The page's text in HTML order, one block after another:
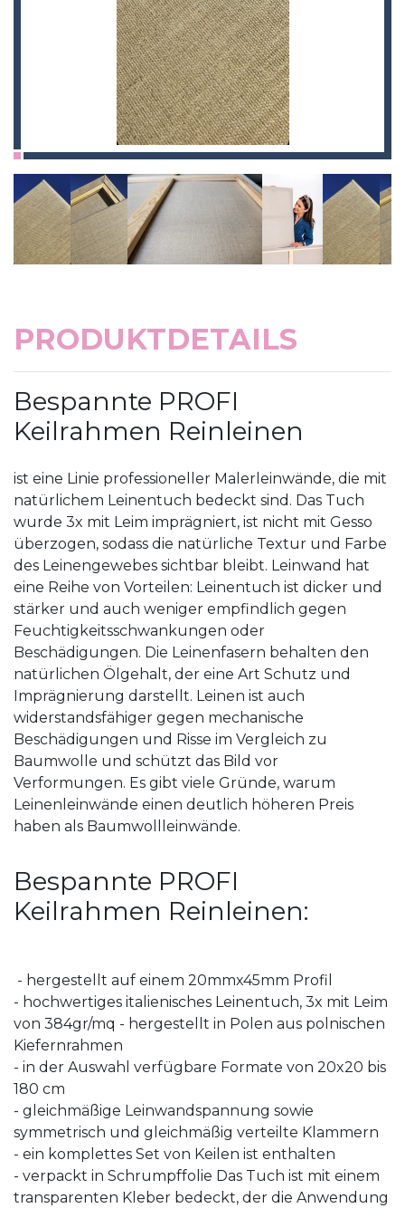
PRODUKTDETAILS
Bespannte PROFI
Keilrahmen Reinleinen
ist eine Linie professioneller Malerleinwände, die mit
natürlichem Leinentuch bedeckt sind. Das Tuch
wurde 3x mit Leim imprägniert, ist nicht mit Gesso
überzogen, sodass die natürliche Textur und Farbe
des Leinengewebes sichtbar bleibt. Leinwand hat
eine Reihe von Vorteilen: Leinentuch ist dicker und
stärker und auch weniger empfindlich gegen
Feuchtigkeitsschwankungen oder
Beschädigungen. Die Leinenfasern behalten den
natürlichen Ölgehalt, der eine Art Schutz und
Imprägnierung darstellt. Leinen ist auch
widerstandsfähiger gegen mechanische
Beschädigungen und Risse im Vergleich zu
Baumwolle und schützt das Bild vor
Verformungen. Es gibt viele Gründe, warum
Leinenleinwände einen deutlich höheren Preis
haben als Baumwollleinwände.
Bespannte PROFI
Keilrahmen Reinleinen:
- hergestellt auf einem 20mmx45mm Profil
- hochwertiges italienisches Leinentuch, 3x mit Leim
von 384gr/mq - hergestellt in Polen aus polnischen
Kiefernrahmen
- in der Auswahl verfügbare Formate von 20x20 bis
180 cm
- gleichmäßige Leinwandspannung sowie
symmetrisch und gleichmäßig verteilte Klammern
- ein komplettes Set von Keilen ist enthalten
- verpackt in Schrumpffolie Das Tuch ist mit einem
transparenten Kleber bedeckt, der die Anwendung